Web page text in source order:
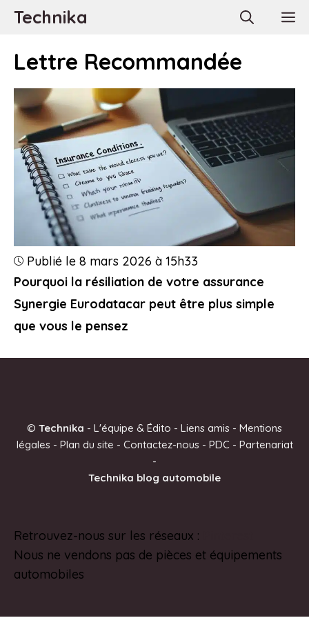
AllerTechnika
Lettre Recommandée
Pourquoi la résiliation de votre assurance
Synergie Eurodatacar peut être plus simple
que vous le pensez
Publié le 8 mars 2026 à 15h33
© Technika - L'équipe & Édito - Liens amis - Mentions
légales- Plan du site - Contactez-nous- PDC - Partenariat
-
Technika blog automobile
Retrouvez-nous sur les réseaux :
Nous ne vendons pas de pièces et équipements
automobiles